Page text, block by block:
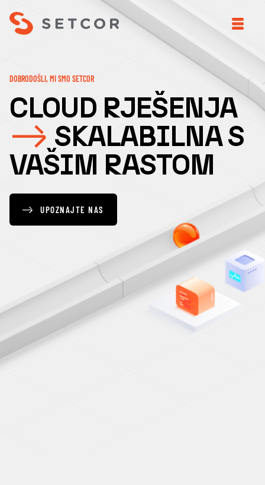
DOBRODOŠLI, MI SMO SETCOR
CLOUD RJEŠENJA
SKALABILNA S
VAŠIM RASTOM
UPOZNAJTE NAS